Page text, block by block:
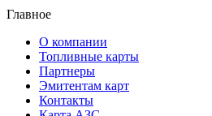
Главное
О компании
Топливные карты
Партнеры
Эмитентам карт
Контакты